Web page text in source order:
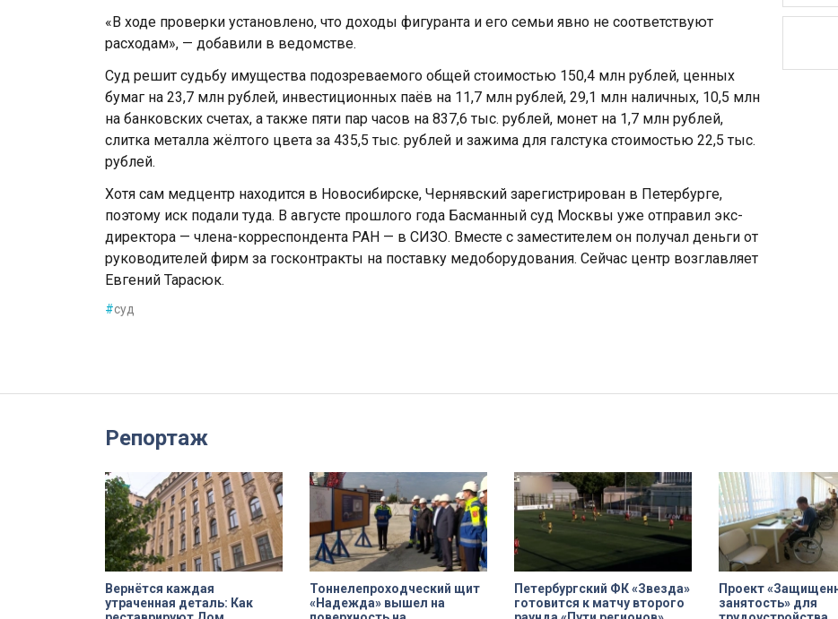
«В ходе проверки установлено, что доходы фигуранта и его семьи явно не соответствуют
расходам», — добавили в ведомстве.
Суд решит судьбу имущества подозреваемого общей стоимостью 150,4 млн рублей, ценных
бумаг на 23,7 млн рублей, инвестиционных паёв на 11,7 млн рублей, 29,1 млн наличных, 10,5 млн
на банковских счетах, а также пяти пар часов на 837,6 тыс. рублей, монет на 1,7 млн рублей,
слитка металла жёлтого цвета за 435,5 тыс. рублей и зажима для галстука стоимостью 22,5 тыс.
рублей.
Хотя сам медцентр находится в Новосибирске, Чернявский зарегистрирован в Петербурге,
поэтому иск подали туда. В августе прошлого года Басманный суд Москвы уже отправил экс-
директора — члена-корреспондента РАН — в СИЗО. Вместе с заместителем он получал деньги от
руководителей фирм за госконтракты на поставку медоборудования. Сейчас центр возглавляет
Евгений Тарасюк.
#суд
Репортаж
Вернётся каждая
утраченная деталь: Как
Тоннелепроходческий щит
«Надежда» вышел на
Петербургский ФК «Звезда»
готовится к матчу второго
Проект
занятость» для